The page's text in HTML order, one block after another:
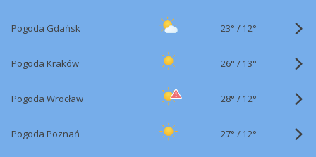
Pogoda Gdańsk 23° / 12°
Pogoda Kraków 26° / 13°
Pogoda Wrocław 28° / 12°
Pogoda Poznań 27° / 12°